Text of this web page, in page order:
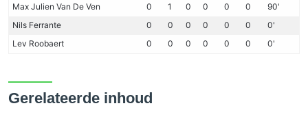
Max Julien Van De Ven 0 1 0 0 0 0 90'
Nils Ferrante 0 0 0 0 0 0 0'
Lev Roobaert 0 0 0 0 0 0 0'
Gerelateerde inhoud